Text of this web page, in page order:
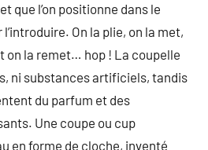
que l’on positionne dans le
On la plie, on la met,
on la remet… hop ! La coupelle
ni substances artificiels, tandis
du parfum et des
Une coupe ou cup
en forme de cloche, inventé